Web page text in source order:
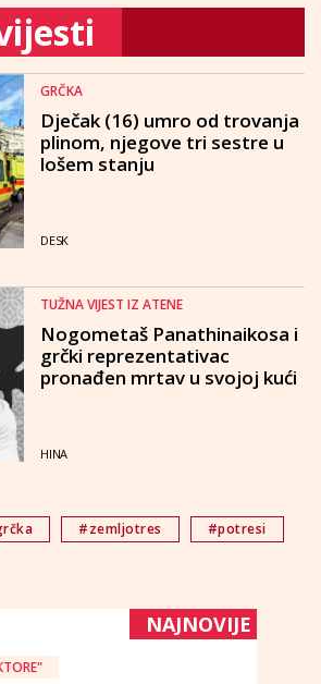
GRČKA
Dječak (16) umro od trovanja
plinom, njegove tri sestre u
lošem stanju
DESK
TUŽNA VIJEST IZ ATENE
Nogometaš Panathinaikosa i
grčki reprezentativac
pronađen mrtav u svojoj kući
HINA
#zemljotres #potresi
NAJNOVIJE